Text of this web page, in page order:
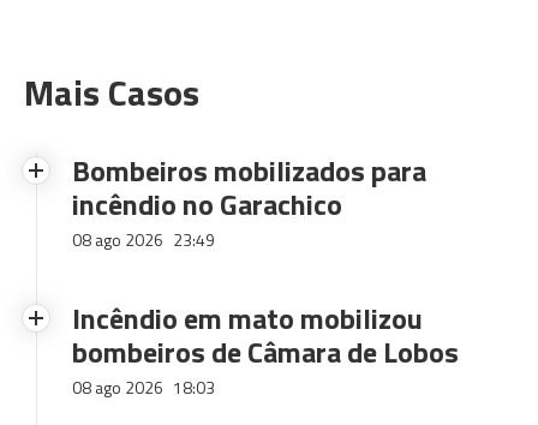
Mais Casos
Bombeiros mobilizados para
incêndio no Garachico
08 ago 2026 23:49
Incêndio em mato mobilizou
bombeiros de Câmara de Lobos
08 ago 2026 18:03